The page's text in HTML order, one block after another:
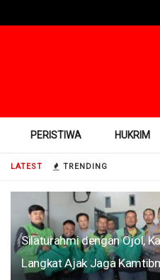
LATEST TRENDING
Silaturahmi dengan Ojol,
Langkat Ajak Jaga
PERISTIWA HUKRIM